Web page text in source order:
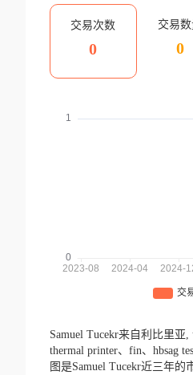
交易次数
0
交易
0
Samuel Tucekr来自利比里亚,
thermal printer、fin、hbsag
图是Samuel Tucekr近三年